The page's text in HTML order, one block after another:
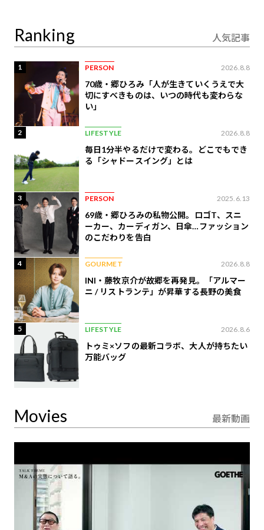
Ranking 人気記事
1 PERSON 2026.8.8
70歳・郷ひろみ「人が生きていくうえで大
切にすべきものは、いつの時代も変わらな
い」
2 LIFESTYLE 2026.8.8
毎日1分半やるだけで変わる。どこでもでき
る「シャドースイング」とは
3 PERSON 2025.6.13
69歳・郷ひろみの私物公開。ロゴT、スニ
ーカー、カーディガン、日傘…ファッション
のこだわりを告白
4 GOURMET 2026.8.8
INI・藤牧京介が故郷を再発見。「アルマー
ニ / リストランテ」が昇華する長野の美食
5 LIFESTYLE 2026.8.6
トゥミ×ソフの最新コラボ、大人が持ちたい
万能バッグ
Movies 最新動画